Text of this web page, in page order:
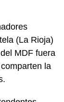
(La Rioja)
MDF fuera
la